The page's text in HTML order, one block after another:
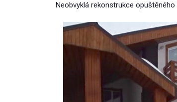
Neobvyklá rekonstrukce